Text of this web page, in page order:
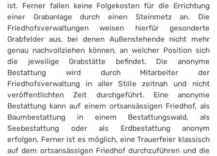
ist. Ferner fallen keine Folgekosten für die Errichtung
einer Grabanlage durch einen Steinmetz an. Die
Friedhofsverwaltungen weisen hierfür gesonderte
Grabfelder aus, bei denen Außenstehende nicht mehr
genau nachvollziehen können, an welcher Position sich
die jeweilige Grabstätte befindet. Die anonyme
Bestattung wird durch Mitarbeiter der
Friedhofsverwaltung in aller Stille zeitnah und nicht
veröffentlichten Zeit durchgeführt. Eine anonyme
Bestattung kann auf einem ortsansässigen Friedhof, als
Baumbestattung in einem Bestattungswald, als
Seebestattung oder als Erdbestattung anonym
erfolgen. Ferner ist es möglich, eine Trauerfeier klassisch
auf dem ortsansässigen Friedhof durchzuführen und die